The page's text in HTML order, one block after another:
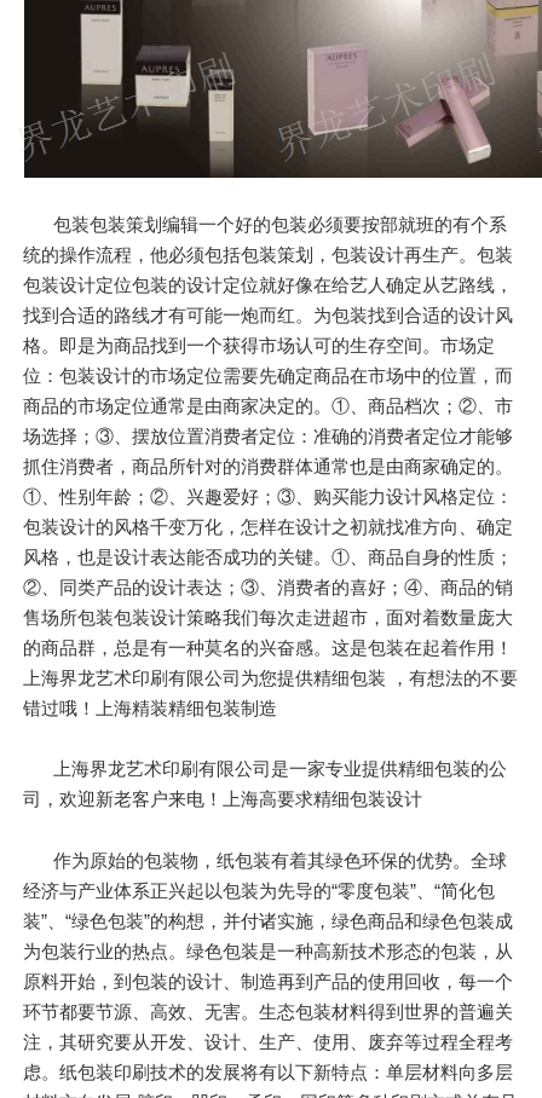
包装包装策划编辑一个好的包装必须要按部就班的有个系
统的操作流程，他必须包括包装策划，包装设计再生产。包装
包装设计定位包装的设计定位就好像在给艺人确定从艺路线，
找到合适的路线才有可能一炮而红。为包装找到合适的设计风
格。即是为商品找到一个获得市场认可的生存空间。市场定
位：包装设计的市场定位需要先确定商品在市场中的位置，而
商品的市场定位通常是由商家决定的。①、商品档次；②、市
场选择；③、摆放位置消费者定位：准确的消费者定位才能够
抓住消费者，商品所针对的消费群体通常也是由商家确定的。
①、性别年龄；②、兴趣爱好；③、购买能力设计风格定位：
包装设计的风格千变万化，怎样在设计之初就找准方向、确定
风格，也是设计表达能否成功的关键。①、商品自身的性质；
②、同类产品的设计表达；③、消费者的喜好；④、商品的销
售场所包装包装设计策略我们每次走进超市，面对着数量庞大
的商品群，总是有一种莫名的兴奋感。这是包装在起着作用！
上海界龙艺术印刷有限公司为您提供精细包装 ，有想法的不要
错过哦！上海精装精细包装制造
上海界龙艺术印刷有限公司是一家专业提供精细包装的公
司，欢迎新老客户来电！上海高要求精细包装设计
作为原始的包装物，纸包装有着其绿色环保的优势。全球
经济与产业体系正兴起以包装为先导的“零度包装”、“简化包
装”、“绿色包装”的构想，并付诸实施，绿色商品和绿色包装成
为包装行业的热点。绿色包装是一种高新技术形态的包装，从
原料开始，到包装的设计、制造再到产品的使用回收，每一个
环节都要节源、高效、无害。生态包装材料得到世界的普遍关
注，其研究要从开发、设计、生产、使用、废弃等过程全程考
虑。纸包装印刷技术的发展将有以下新特点：单层材料向多层